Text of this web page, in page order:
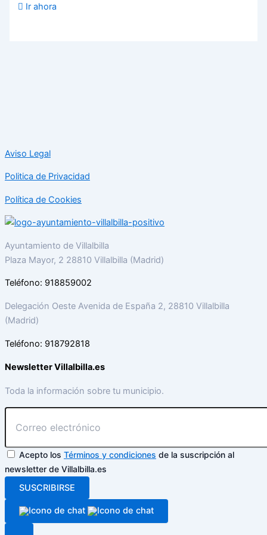
Ir ahora
Aviso Legal
Politica de Privacidad
Política de Cookies
Ayuntamiento de Villalbilla
Plaza Mayor, 2 28810 Villalbilla (Madrid)
Teléfono: 918859002
Delegación Oeste Avenida de España 2, 28810 Villalbilla
(Madrid)
Teléfono: 918792818
Newsletter Villalbilla.es
Toda la información sobre tu municipio.
Acepto los Términos y condiciones de la suscripción al
newsletter de Villalbilla.es
SUSCRIBIRSE